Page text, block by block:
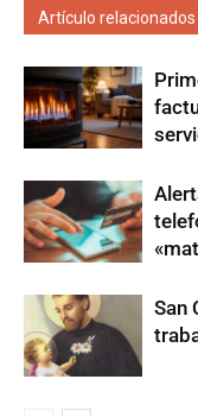
Artículo relacionados
San